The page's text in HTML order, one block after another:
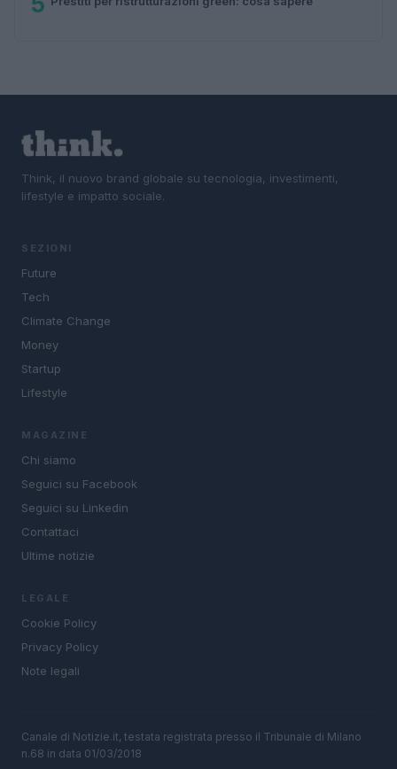
Think, il nuovo brand globale su tecnologia, investimenti,
lifestyle e impatto sociale.
SEZIONI
Future
Tech
Climate Change
Money
Startup
Lifestyle
MAGAZINE
Chi siamo
Seguici su Facebook
Seguici su Linkedin
Contattaci
Ultime notizie
LEGALE
Cookie Policy
Privacy Policy
Note legali
Canale di Notizie.it, testata registrata presso il Tribunale di Milano
n.68 in data 01/03/2018